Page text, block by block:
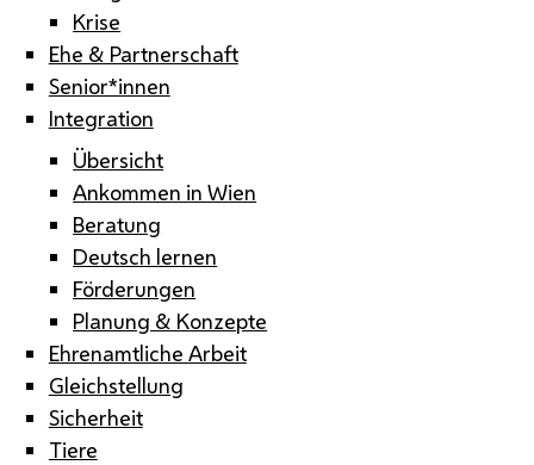
Krise
Ehe & Partnerschaft
Senior*innen
Integration
Übersicht
Ankommen in Wien
Beratung
Deutsch lernen
Förderungen
Planung & Konzepte
Ehrenamtliche Arbeit
Gleichstellung
Sicherheit
Tiere